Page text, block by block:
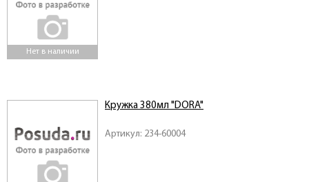
Нет в наличии
Артикул: 234-60004
Кружка 380мл "DORA"